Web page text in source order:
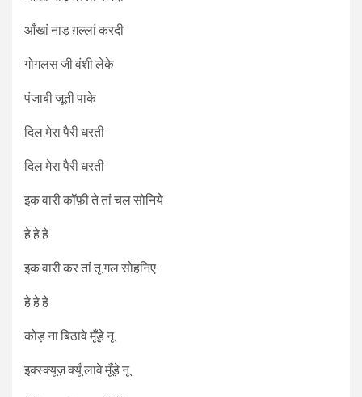
आँखां नाड़ ग़ल्लां करदी
गोगलस जी वंशी लेके
पंजाबी जूती पाके
दिल मेरा पैरी धरती
दिल मेरा पैरी धरती
इक वारी कॉफ़ी ते तां चल सोनिये
हे हे हे
इक वारी कर तां तू गल सोहनिए
हे हे हे
कोड़ ना बिठावे मूँड़े नू
इक्स्क्यूज़ क्यूँ लावे मूँड़े नू